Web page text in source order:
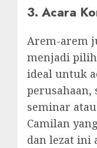
3. Acara
Arem-arem
menjadi
ideal untuk
perusahaan,
seminar
Camilan
dan lezat ini